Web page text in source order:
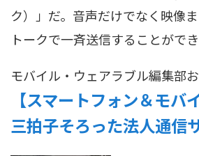
ク）」だ。音声だけでなく映像
トークで一斉送信することができ
モバイル・ウェアラブル編集部
【スマートフォン＆モバ
三拍子そろった法人通